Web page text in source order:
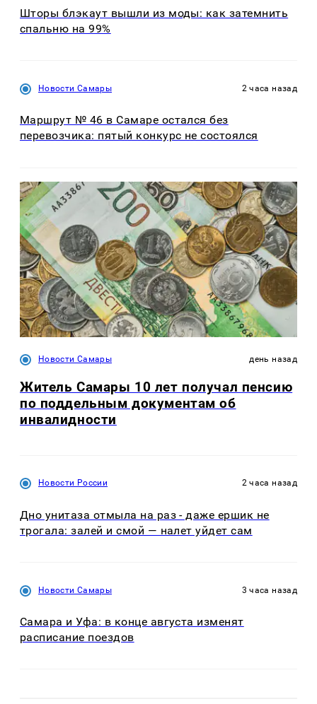
Шторы блэкаут вышли из моды: как затемнить
спальню на 99%
Новости Самары 2 часа назад
Маршрут № 46 в Самаре остался без
перевозчика: пятый конкурс не состоялся
Новости Самары день назад
Житель Самары 10 лет получал пенсию
по поддельным документам об
инвалидности
Новости России 2 часа назад
Дно унитаза отмыла на раз - даже ершик не
трогала: залей и смой — налет уйдет сам
Новости Самары 3 часа назад
Самара и Уфа: в конце августа изменят
расписание поездов